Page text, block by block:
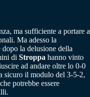
ma sufficiente a portare a
Ma adesso la
la delusione della
di Stroppa hanno vinto
ad andare oltre lo 0-0
sicuro il modulo del 3-5-2,
potrebbe essere